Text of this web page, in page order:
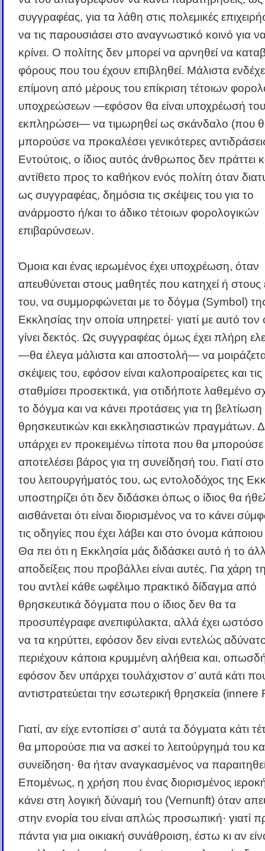
συγγραφέας, για τα λάθη στις πολεμικές
να τις παρουσιάσει στο αναγνωστικό κοινό για να
κρίνει. Ο πολίτης δεν μπορεί να αρνηθεί να
φόρους που του έχουν επιβληθεί. Μάλιστα
επίμονη από μέρους του επίκριση τέτοιων
υποχρεώσεων ―εφόσον θα είναι υποχρέωσή του
εκπληρώσει― να τιμωρηθεί ως σκάνδαλο (που
μπορούσε να προκαλέσει γενικότερες
Εντούτοις, ο ίδιος αυτός άνθρωπος δεν πράττει
αντίθετο προς το καθήκον ενός πολίτη όταν
ως συγγραφέας, δημόσια τις σκέψεις του για το
ανάρμοστο ή/και το άδικο τέτοιων φορολογικών
επιβαρύνσεων.
Όμοια και ένας ιερωμένος έχει υποχρέωση, όταν
απευθύνεται στους μαθητές που κατηχεί ή στους
του, να συμμορφώνεται με το δόγμα (Symbol)
Εκκλησίας την οποία υπηρετεί· γιατί με αυτό τον
γίνει δεκτός. Ως συγγραφέας όμως έχει πλήρη
―θα έλεγα μάλιστα και αποστολή― να
σκέψεις του, εφόσον είναι καλοπροαίρετες και τις
σταθμίσει προσεκτικά, για οτιδήποτε λαθεμένο
το δόγμα και να κάνει προτάσεις για τη
θρησκευτικών και εκκλησιαστικών πραγμάτων.
υπάρχει εν προκειμένω τίποτα που θα
αποτελέσει βάρος για τη συνείδησή του. Γιατί
του λειτουργήματός του, ως εντολοδόχος της
υποστηρίζει ότι δεν διδάσκει όπως ο ίδιος θα
αισθάνεται ότι είναι διορισμένος να το κάνει
τις οδηγίες που έχει λάβει και στο όνομα
Θα πει ότι η Εκκλησία μάς διδάσκει αυτό ή το
αποδείξεις που προβάλλει είναι αυτές. Για χάρη
του αντλεί κάθε ωφέλιμο πρακτικό δίδαγμα από
θρησκευτικά δόγματα που ο ίδιος δεν θα τα
προσυπέγραφε ανεπιφύλακτα, αλλά έχει ωστόσο
να τα κηρύττει, εφόσον δεν είναι εντελώς
περιέχουν κάποια κρυμμένη αλήθεια και,
εφόσον δεν υπάρχει τουλάχιστον σ’ αυτά κάτι
αντιστρατεύεται την εσωτερική θρησκεία
Γιατί, αν είχε εντοπίσει σ’ αυτά τα δόγματα κάτι
θα μπορούσε πια να ασκεί το λειτούργημά του
συνείδηση· θα ήταν αναγκασμένος να
Επομένως, η χρήση που ένας διορισμένος
κάνει στη λογική δύναμή του (Vernunft) όταν
στην ενορία του είναι απλώς προσωπική· γιατί
πάντα για μια οικιακή συνάθροιση, έστω κι αν